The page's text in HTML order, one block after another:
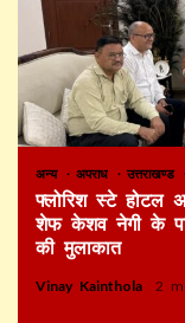
अन्य अपराध उत्तराखण्ड
फ्लोरिश स्टे होटल
शेफ केशव नेगी के
की मुलाकात
Vinay Kainthola 2